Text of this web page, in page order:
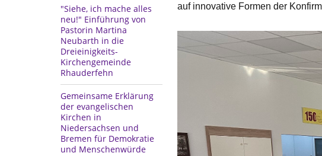
"Siehe, ich mache alles
neu!" Einführung von
Pastorin Martina
Neubarth in die
Dreieinigkeits-
Kirchengemeinde
Rhauderfehn
Gemeinsame Erklärung
der evangelischen
Kirchen in
Niedersachsen und
Bremen für Demokratie
und Menschenwürde
auf innovative Formen der